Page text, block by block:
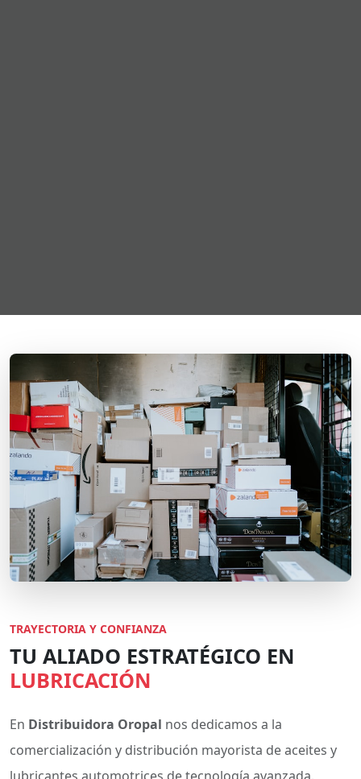
TRAYECTORIA Y CONFIANZA
TU ALIADO ESTRATÉGICO EN
LUBRICACIÓN
En Distribuidora Oropal nos dedicamos a la
comercialización y distribución mayorista de aceites y